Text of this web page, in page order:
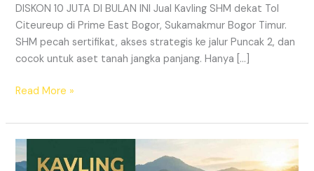
DISKON 10 JUTA DI BULAN INI Jual Kavling SHM dekat Tol
Citeureup di Prime East Bogor, Sukamakmur Bogor Timur.
SHM pecah sertifikat, akses strategis ke jalur Puncak 2, dan
cocok untuk aset tanah jangka panjang. Hanya […]
Read More »
HARMONI
PRIME